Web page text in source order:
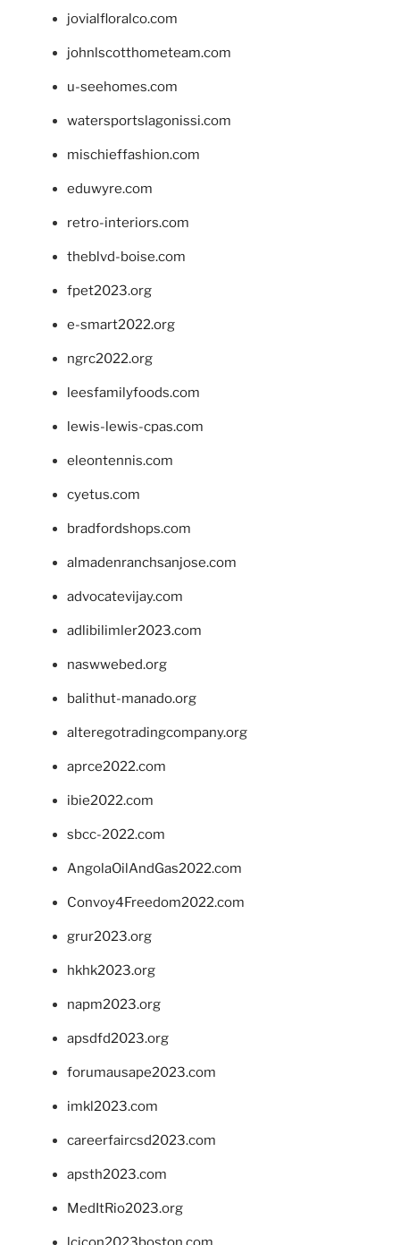
jovialfloralco.com
johnlscotthometeam.com
u-seehomes.com
watersportslagonissi.com
mischieffashion.com
eduwyre.com
retro-interiors.com
theblvd-boise.com
fpet2023.org
e-smart2022.org
ngrc2022.org
leesfamilyfoods.com
lewis-lewis-cpas.com
eleontennis.com
cyetus.com
bradfordshops.com
almadenranchsanjose.com
advocatevijay.com
adlibilimler2023.com
naswwebed.org
balithut-manado.org
alteregotradingcompany.org
aprce2022.com
ibie2022.com
sbcc-2022.com
AngolaOilAndGas2022.com
Convoy4Freedom2022.com
grur2023.org
hkhk2023.org
napm2023.org
apsdfd2023.org
forumausape2023.com
imkl2023.com
careerfaircsd2023.com
apsth2023.com
MedItRio2023.org